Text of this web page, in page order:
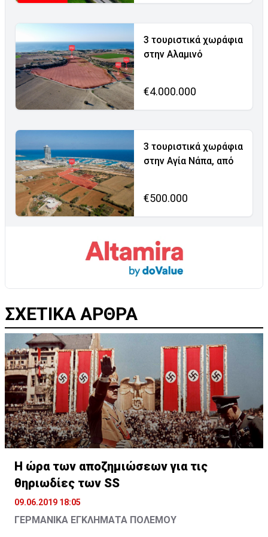
3 τουριστικά χωράφια
στην Αλαμινό
€4.000.000
3 τουριστικά χωράφια
στην Αγία Νάπα, από
€500.000
ΣΧΕΤΙΚΑ ΑΡΘΡΑ
Η ώρα των αποζημιώσεων για τις
θηριωδίες των SS
09.06.2019 18:05
ΓΕΡΜΑΝΙΚΑ ΕΓΚΛΗΜΑΤΑ ΠΟΛΕΜΟΥ